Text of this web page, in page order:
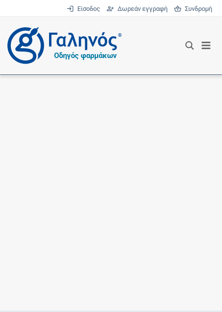
Είσοδος Δωρεάν εγγραφή Συνδρομή
®
Οδηγός φαρμάκων